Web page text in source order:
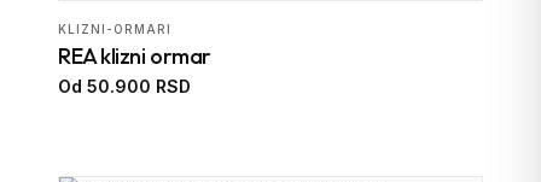
KLIZNI-ORMARI
REA klizni ormar
Od 50.900 RSD